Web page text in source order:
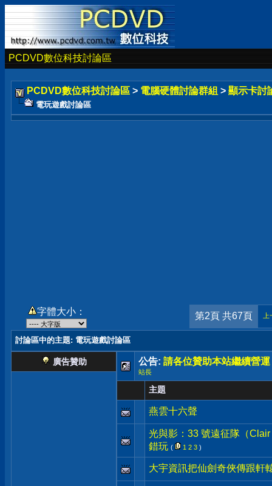
PCDVD數位科技討論區
PCDVD數位科技討論區 > 電腦硬體討論群組 > 顯示卡討
電玩遊戲討論區
字體大小： 第2頁 共67頁
討論區中的主題: 電玩遊戲討論區
廣告贊助 公告: 請各位贊助本站繼續營運
站長
主題
燕雲十六聲
光與影：33 號遠征隊（
錯玩 ( 1 2 3 )
大宇資訊把仙劍奇俠傳跟軒